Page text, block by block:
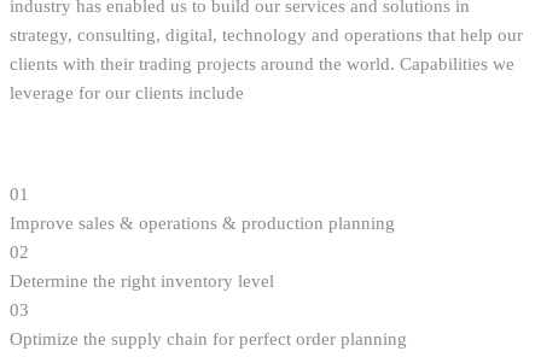
industry has enabled us to build our services and solutions in
strategy, consulting, digital, technology and operations that help our
clients with their trading projects around the world. Capabilities we
leverage for our clients include
01
Improve sales & operations & production planning
02
Determine the right inventory level
03
Optimize the supply chain for perfect order planning